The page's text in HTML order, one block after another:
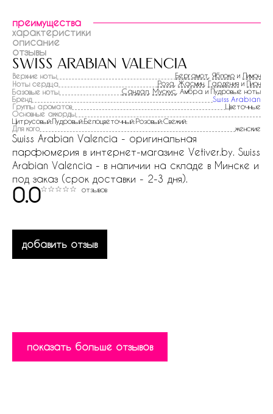
преимущества
характеристики
описание
отзывы
swiss arabian valencia
Верхние ноты Бергамот Яблоко и Лимон
Ноты сердца
Роза Жасмин Гардения и Пион
Базовые ноты
Сандал Мускус , Амбра и Пудровые ноты
Бренд
Swiss Arabian
Группы ароматов
Цветочные
Основные аккорды
Цитрусовый:Пудровый:Белоцветочный:Розовый:Свежий:
Для кого
женские
Swiss Arabian Valencia - оригинальная
парфюмерия в интернет-магазине Vetiver.by. Swiss
Arabian Valencia - в наличии на складе в Минске и
под заказ (срок доставки - 2-3 дня).
0.0 отзывов
добавить отзыв
показать больше отзывов